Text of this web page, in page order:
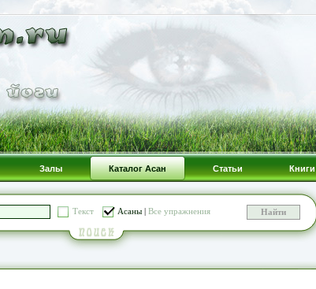
Залы Каталог Асан Статьи Книги
Текст Асаны| Все упражнения